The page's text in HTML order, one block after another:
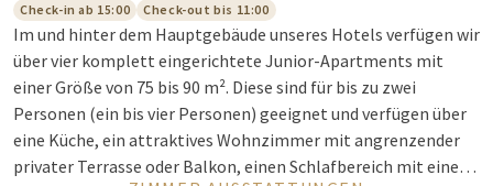
Check-in ab 15:00 Check-out bis 11:00
Im und hinter dem Hauptgebäude unseres Hotels verfügen wir
über vier komplett eingerichtete Junior-Apartments mit
einer Größe von 75 bis 90 m². Diese sind für bis zu zwei
Personen (ein bis vier Personen) geeignet und verfügen über
eine Küche, ein attraktives Wohnzimmer mit angrenzender
privater Terrasse oder Balkon, einen Schlafbereich mit einem